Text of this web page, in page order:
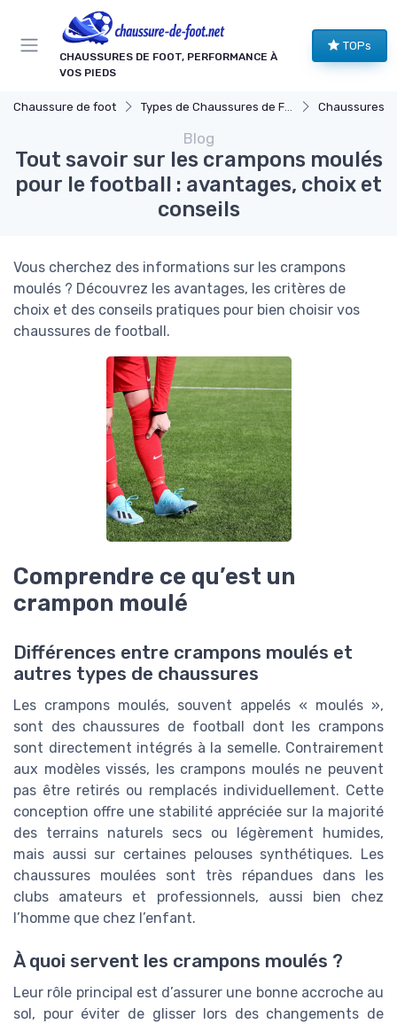
CHAUSSURES DE FOOT, PERFORMANCE À
VOS PIEDS
TOPs
Chaussure de foot Types de Chaussures de Football Chaussures
Blog
Tout savoir sur les crampons moulés
pour le football : avantages, choix et
conseils
Vous cherchez des informations sur les crampons
moulés ? Découvrez les avantages, les critères de
choix et des conseils pratiques pour bien choisir vos
chaussures de football.
Comprendre ce qu’est un
crampon moulé
Différences entre crampons moulés et
autres types de chaussures
Les crampons moulés, souvent appelés « moulés »,
sont des chaussures de football dont les crampons
sont directement intégrés à la semelle. Contrairement
aux modèles vissés, les crampons moulés ne peuvent
pas être retirés ou remplacés individuellement. Cette
conception offre une stabilité appréciée sur la majorité
des terrains naturels secs ou légèrement humides,
mais aussi sur certaines pelouses synthétiques. Les
chaussures moulées sont très répandues dans les
clubs amateurs et professionnels, aussi bien chez
l’homme que chez l’enfant.
À quoi servent les crampons moulés ?
Leur rôle principal est d’assurer une bonne accroche au
sol, pour éviter de glisser lors des changements de
Panneau de gestion des cookies